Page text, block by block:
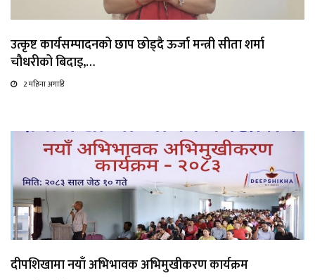
उत्कृष्ट कार्यसम्पादनको छाप छोड्दै ऊर्जा मन्त्री सीता शर्मा
चौधरीको बिदाइ,…
2 महिना अगाडि
दीपशिखामा नयाँ अभिभावक अभिमुखीकरण कार्यक्रम